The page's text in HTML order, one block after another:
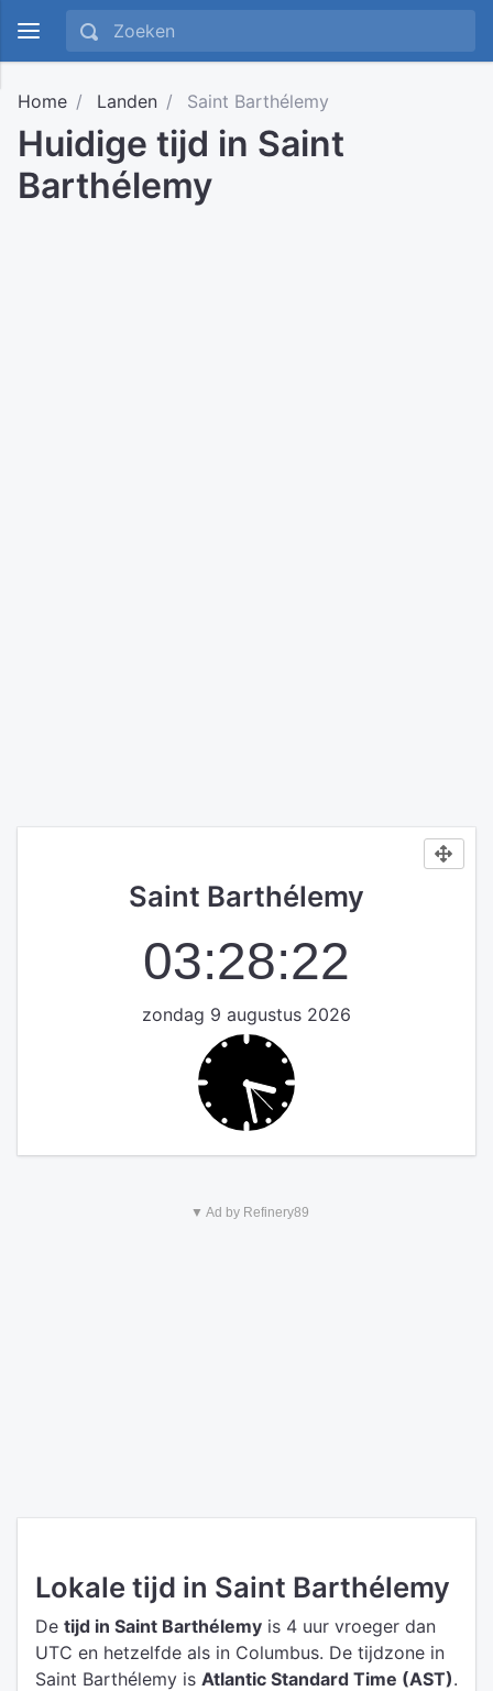
Home Landen Saint Barthélemy
Huidige tijd in Saint
Barthélemy
Saint Barthélemy
03:28:22
zondag 9 augustus 2026
▼ Ad by Refinery89
Lokale tijd in Saint Barthélemy
De tijd in Saint Barthélemy is 4 uur vroeger dan
UTC en hetzelfde als in Columbus. De tijdzone in
Saint Barthélemy is Atlantic Standard Time (AST).